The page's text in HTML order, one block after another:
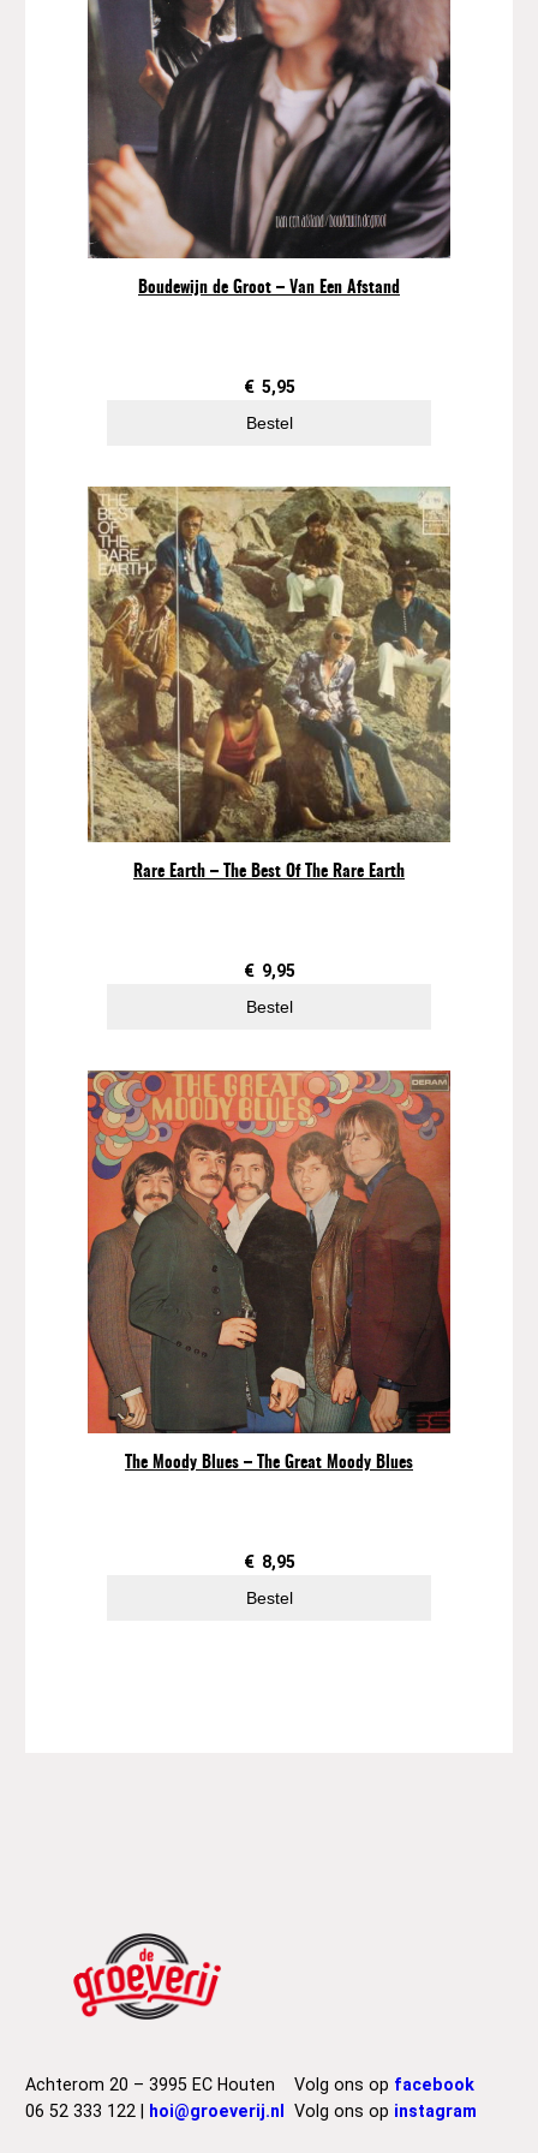
Boudewijn de Groot – Van Een Afstand
€ 5,95
Bestel
Rare Earth – The Best Of The Rare Earth
€ 9,95
Bestel
The Moody Blues – The Great Moody Blues
€ 8,95
Bestel
Achterom 20 – 3995 EC Houten
06 52 333 122 | hoi@groeverij.nl
Volg ons op facebook
Volg ons op instagram